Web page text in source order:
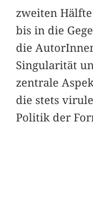
zweiten
bis in die
die
Singularität
zentrale
die stets
Politik der